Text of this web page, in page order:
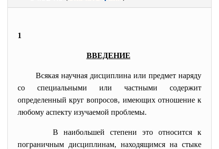
1
ВВЕДЕНИЕ
Всякая научная дисциплина или предмет наряду
со специальными или частными содержит
определенный круг вопросов, имеющих отношение к
любому аспекту изучаемой проблемы.
В наибольшей степени это относится к
пограничным дисциплинам, находящимся на стыке